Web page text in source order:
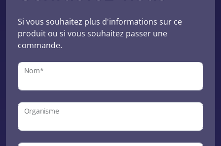
Si vous souhaitez plus d'informations sur ce
produit ou si vous souhaitez passer une
commande.
Nom*
Organisme